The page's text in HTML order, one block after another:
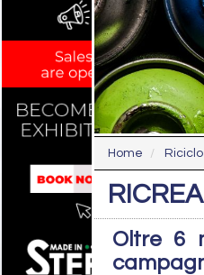
Home
Oltre 6